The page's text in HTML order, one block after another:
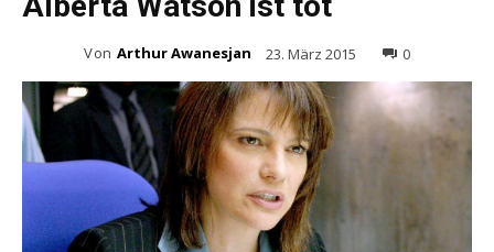
Von Arthur Awanesjan 23. März 2015 0